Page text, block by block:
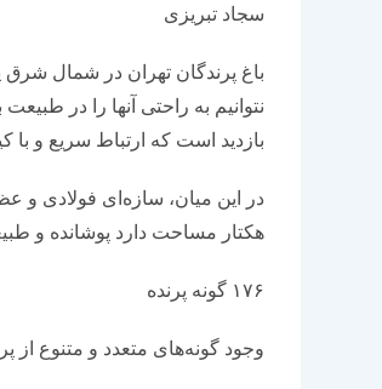
سجاد تبریزی
باغ پرندگان تهران در شمال شرق
نتوانیم به راحتی آنها را در
بازدید است که ارتباط سریع و با
هکتار مساحت دارد پوشانده و
۱۷۶ گونه پرنده
وجود گونه‌های متعدد و متنوع از